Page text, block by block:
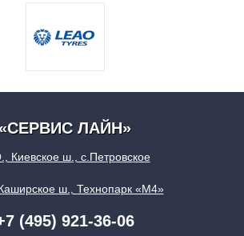
«СЕРВИС ЛАЙН»
Киевское ш., с.Петровское
ш., Технопарк «М4»
(495) 921-36-06